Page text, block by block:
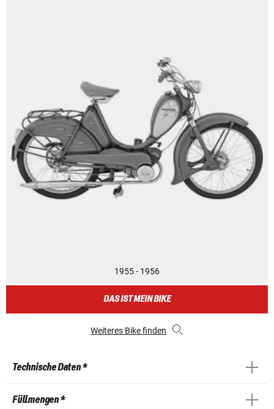
1955 - 1956
DAS IST MEIN BIKE
Weiteres Bike finden
Technische Daten *
Füllmengen *